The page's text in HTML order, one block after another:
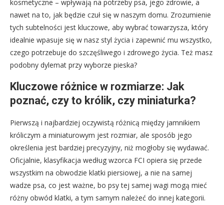
kosmetyczne – wpływają na potrzeby psa, jego zdrowie, a
nawet na to, jak będzie czuł się w naszym domu. Zrozumienie
tych subtelności jest kluczowe, aby wybrać towarzysza, który
idealnie wpasuje się w nasz styl życia i zapewnić mu wszystko,
czego potrzebuje do szczęśliwego i zdrowego życia. Też masz
podobny dylemat przy wyborze pieska?
Kluczowe różnice w rozmiarze: Jak
poznać, czy to królik, czy miniaturka?
Pierwszą i najbardziej oczywistą różnicą między jamnikiem
króliczym a miniaturowym jest rozmiar, ale sposób jego
określenia jest bardziej precyzyjny, niż mogłoby się wydawać.
Oficjalnie, klasyfikacja według wzorca FCI opiera się przede
wszystkim na obwodzie klatki piersiowej, a nie na samej
wadze psa, co jest ważne, bo psy tej samej wagi mogą mieć
różny obwód klatki, a tym samym należeć do innej kategorii.